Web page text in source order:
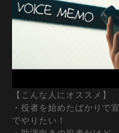
【こんな人にオススメ】
・役者を始めたばかり
でやりたい！